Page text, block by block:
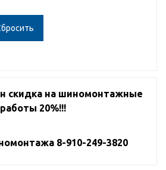
скидка на шиномонтажные
работы 20%!!!
8-910-249-3820